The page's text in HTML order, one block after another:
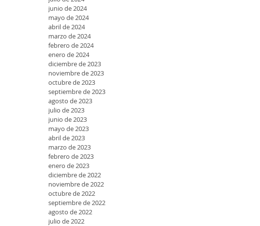
junio de 2024
mayo de 2024
abril de 2024
marzo de 2024
febrero de 2024
enero de 2024
diciembre de 2023
noviembre de 2023
octubre de 2023
septiembre de 2023
agosto de 2023
julio de 2023
junio de 2023
mayo de 2023
abril de 2023
marzo de 2023
febrero de 2023
enero de 2023
diciembre de 2022
noviembre de 2022
octubre de 2022
septiembre de 2022
agosto de 2022
julio de 2022